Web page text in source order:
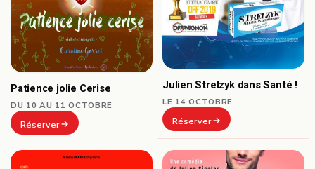
Patience jolie Cerise
DU 10 AU 11 OCTOBRE
Réserver
Julien Strelzyk dans Santé !
LE 14 OCTOBRE
Réserver